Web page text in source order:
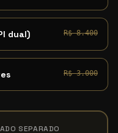
dual) R$ 8.400
R$ 3.000
SEPARADO